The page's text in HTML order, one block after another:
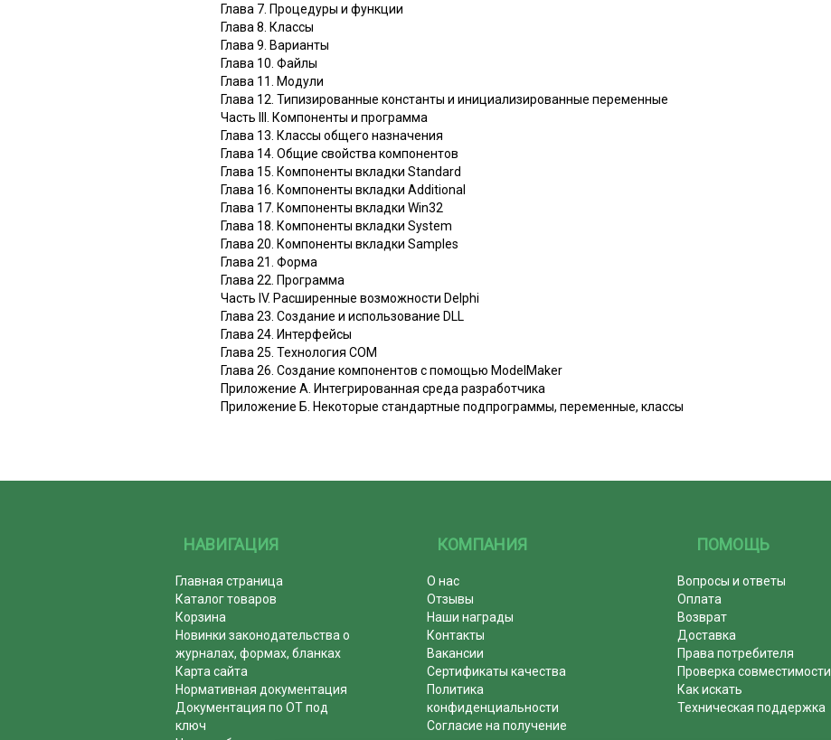
Глава 7. Процедуры и функции
Глава 8. Классы
Глава 9. Варианты
Глава 10. Файлы
Глава 11. Модули
Глава 12. Типизированные константы и инициализированные переменные
Часть III. Компоненты и программа
Глава 13. Классы общего назначения
Глава 14. Общие свойства компонентов
Глава 15. Компоненты вкладки Standard
Глава 16. Компоненты вкладки Additional
Глава 17. Компоненты вкладки Win32
Глава 18. Компоненты вкладки System
Глава 20. Компоненты вкладки Samples
Глава 21. Форма
Глава 22. Программа
Часть IV. Расширенные возможности Delphi
Глава 23. Создание и использование DLL
Глава 24. Интерфейсы
Глава 25. Технология СОМ
Глава 26. Создание компонентов с помощью ModelMaker
Приложение А. Интегрированная среда разработчика
Приложение Б. Некоторые стандартные подпрограммы, переменные, классы
НАВИГАЦИЯ
Главная страница
Каталог товаров
Корзина
Новинки законодательства о
журналах, формах, бланках
Карта сайта
Нормативная документация
Документация по ОТ под
ключ
КОМПАНИЯ
О нас
Отзывы
Наши награды
Контакты
Вакансии
Сертификаты качества
Политика
конфиденциальности
Согласие на получение
ПОМОЩЬ
Вопросы и ответы
Оплата
Возврат
Доставка
Права потребителя
Проверка совместимости
Как искать
Техническая поддержка